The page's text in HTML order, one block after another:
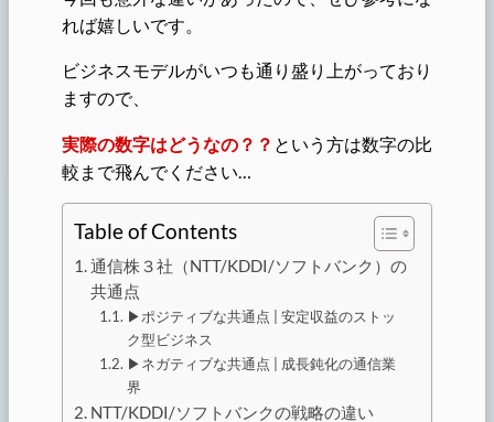
れば嬉しいです。
ビジネスモデルがいつも通り盛り上がっており
ますので、
実際の数字はどうなの？？ という方は数字の比
較まで飛んでください…
Table of Contents
通信株３社（NTT/KDDI/ソフトバンク）の
共通点
▶︎ポジティブな共通点 | 安定収益のストッ
ク型ビジネス
▶︎ネガティブな共通点 | 成長鈍化の通信業
界
NTT/KDDI/ソフトバンクの戦略の違い